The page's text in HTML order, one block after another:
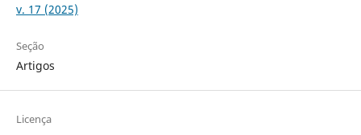
v. 17 (2025)
Seção
Artigos
Licença